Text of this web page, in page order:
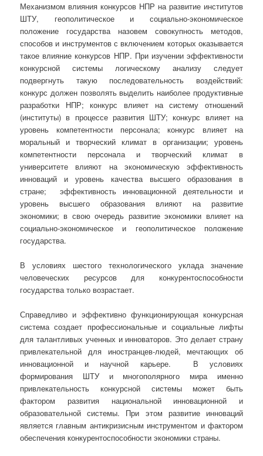
Механизмом влияния конкурсов НПР на развитие институтов
ШТУ, геополитическое и социально-экономическое
положение государства назовем совокупность методов,
способов и инструментов с включением которых оказывается
такое влияние конкурсов НПР. При изучении эффективности
конкурсной системы логическому анализу следует
подвергнуть такую последовательность воздействий:
конкурс должен позволять выделить наиболее продуктивные
разработки НПР; конкурс влияет на систему отношений
(институты) в процессе развития ШТУ; конкурс влияет на
уровень компетентности персонала; конкурс влияет на
моральный и творческий климат в организации; уровень
компетентности персонала и творческий климат в
университете влияют на экономическую эффективность
инноваций и уровень качества высшего образования в
стране; эффективность инновационной деятельности и
уровень высшего образования влияют на развитие
экономики; в свою очередь развитие экономики влияет на
социально-экономическое и геополитическое положение
государства.
В условиях шестого технологического уклада значение
человеческих ресурсов для конкурентоспособности
государства только возрастает.
Справедливо и эффективно функционирующая конкурсная
система создает профессиональные и социальные лифты
для талантливых ученных и инноваторов. Это делает страну
привлекательной для иностранцев-людей, мечтающих об
инновационной и научной карьере. В условиях
формирования ШТУ и многополярного мира именно
привлекательность конкурсной системы может быть
фактором развития национальной инновационной и
образовательной системы. При этом развитие инноваций
является главным антикризисным инструментом и фактором
обеспечения конкурентоспособности экономики страны.